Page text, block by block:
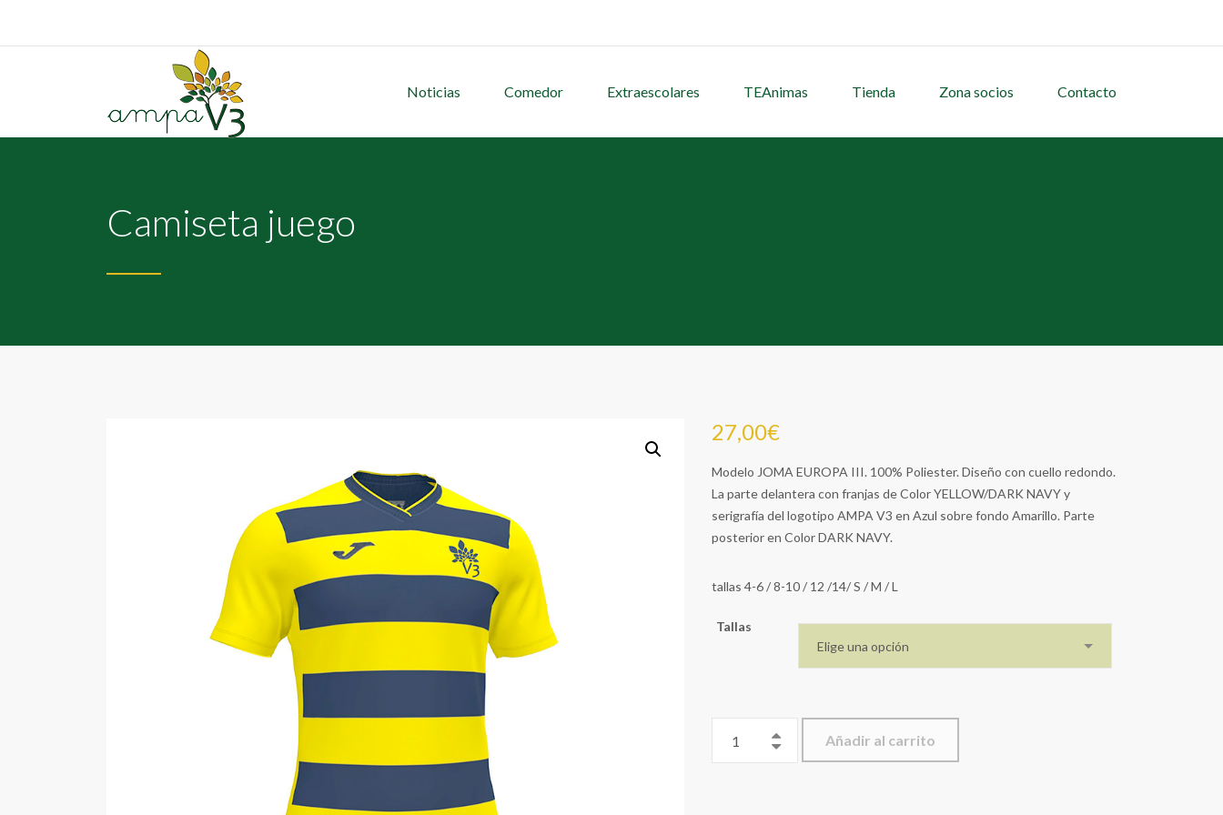
Noticias Comedor Extraescolares TEAnimas Tienda Zona socios Contacto
Camiseta juego
27,00€
Modelo JOMA EUROPA III. 100% Poliester. Diseño con cuello redondo.
La parte delantera con franjas de Color YELLOW/DARK NAVY y
serigrafía del logotipo AMPA V3 en Azul sobre fondo Amarillo. Parte
posterior en Color DARK NAVY.
tallas 4-6 / 8-10 / 12 /14/ S / M / L
Tallas
Elige una opción
Añadir al carrito